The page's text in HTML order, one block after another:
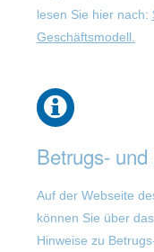
lesen Sie hier nach:
Geschäftsmodell.
Betrugs-
Auf der Webseite
können Sie über das
Hinweise zu